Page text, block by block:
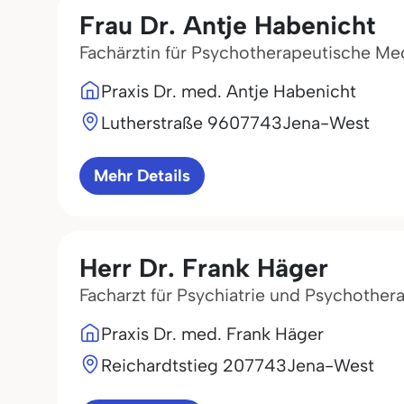
Frau Dr. Antje Habenicht
Fachärztin für Psychotherapeutische
Praxis Dr. med. Antje Habenicht
Lutherstraße 9607743Jena-West
Mehr Details
Herr Dr. Frank Häger
Facharzt für Psychiatrie und
Praxis Dr. med. Frank Häger
Reichardtstieg 207743Jena-West